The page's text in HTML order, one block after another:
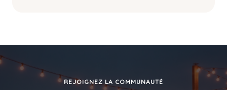
REJOIGNEZ LA COMMUNAUTÉ